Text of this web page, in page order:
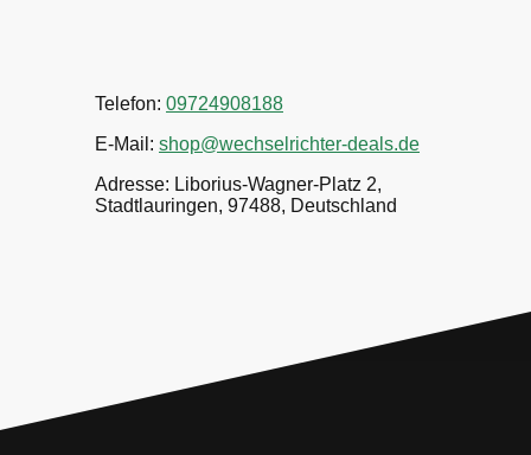
Telefon: 09724908188
E-Mail: shop@wechselrichter-deals.de
Adresse: Liborius-Wagner-Platz 2,
Stadtlauringen, 97488, Deutschland